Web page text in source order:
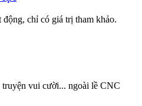
chỉ có giá trị tham khảo.
vui cười... ngoài lề CNC